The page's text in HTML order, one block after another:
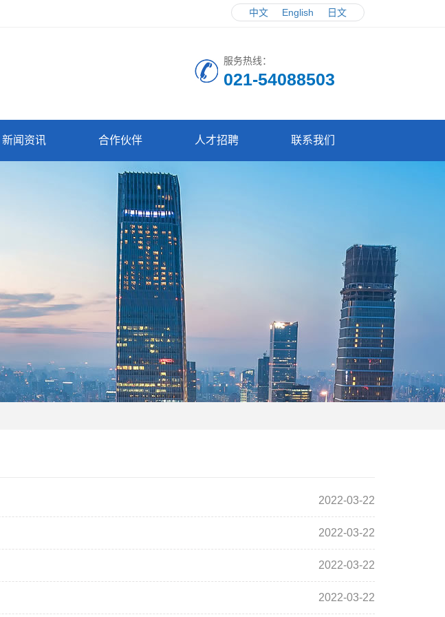
中文 English 日文
服务热线：
021-54088503
新闻资讯 合作伙伴 人才招聘 联系我们
2022-03-22
2022-03-22
2022-03-22
2022-03-22